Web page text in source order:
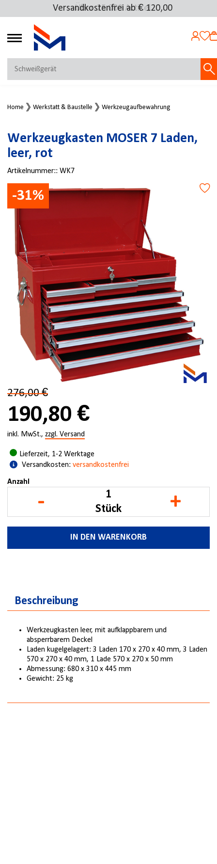
Über 25.000 Artikel
Versandkostenfrei ab € 120,00
4.69
MEIN KONTO
Jetzt anmelden
NEU BEI FMOSER?
Jetzt registrieren
Home Werkstatt & Baustelle Werkzeugaufbewahrung
Werkzeugkasten MOSER 7 Laden,
leer, rot
Artikelnummer:: WK7
-31%
276,00 €
190,80 €
inkl. MwSt., zzgl. Versand
Lieferzeit, 1-2 Werktage
Versandkosten: versandkostenfrei
Anzahl
- Stück +
IN DEN WARENKORB
Beschreibung
Werkzeugkasten leer, mit aufklappbarem und
absperrbarem Deckel
Laden kugelgelagert: 3 Laden 170 x 270 x 40 mm, 3 Laden
570 x 270 x 40 mm, 1 Lade 570 x 270 x 50 mm
Abmessung: 680 x 310 x 445 mm
Gewicht: 25 kg